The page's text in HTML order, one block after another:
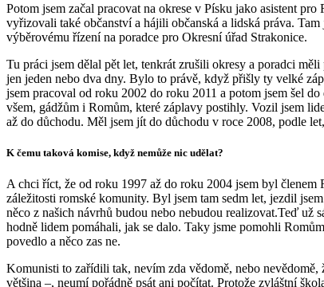
Potom jsem začal pracovat na okrese v Písku jako asistent
vyřizovali také občanství a hájili občanská a lidská práva.
výběrovému řízení na poradce pro Okresní úřad Strakonice.
Tu práci jsem dělal pět let, tenkrát zrušili okresy a poradci
jen jeden nebo dva dny. Bylo to právě, když přišly ty velké
jsem pracoval od roku 2002 do roku 2011 a potom jsem šel
všem, gádžům i Romům, které záplavy postihly. Vozil jsem
až do důchodu. Měl jsem jít do důchodu v roce 2008, podle
K čemu taková komise, když nemůže nic udělat?
A chci říct, že od roku 1997 až do roku 2004 jsem byl
záležitosti romské komunity. Byl jsem tam sedm let, jezdil
něco z našich návrhů budou nebo nebudou realizovat.Teď
hodně lidem pomáhali, jak se dalo. Taky jsme pomohli
povedlo a něco zas ne.
Komunisti to zařídili tak, nevím zda vědomě, nebo
většina –, neumí pořádně psát ani počítat. Protože zvláštní